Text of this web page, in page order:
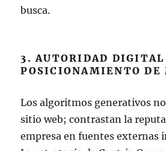
busca.
3. AUTORIDAD DIGITAL
POSICIONAMIENTO DE
Los algoritmos generativos
sitio web; contrastan la
empresa en fuentes externas